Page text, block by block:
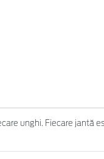
unghi. Fiecare jantă